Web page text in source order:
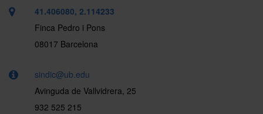
41.406080, 2.114233
Finca Pedro i Pons
08017 Barcelona
sindic@ub.edu
Avinguda de Vallvidrera, 25
932 525 215